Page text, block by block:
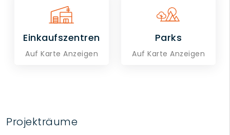
Einkaufszentren
Auf Karte Anzeigen
Parks
Auf Karte Anzeigen
Projekträume